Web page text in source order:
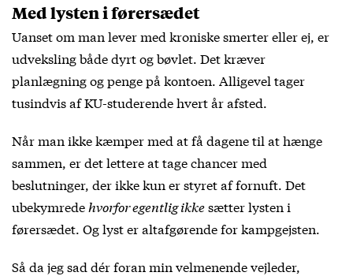
Med lysten i førersædet
Uanset om man lever med kroniske smerter eller ej, er
udveksling både dyrt og bøvlet. Det kræver
planlægning og penge på kontoen. Alligevel tager
tusindvis af KU-studerende hvert år afsted.
Når man ikke kæmper med at få dagene til at hænge
sammen, er det lettere at tage chancer med
beslutninger, der ikke kun er styret af fornuft. Det
ubekymrede hvorfor egentlig ikkesætter lysten i
førersædet. Og lyst er altafgørende for kampgejsten.
Så da jeg sad dér foran min velmenende vejleder,